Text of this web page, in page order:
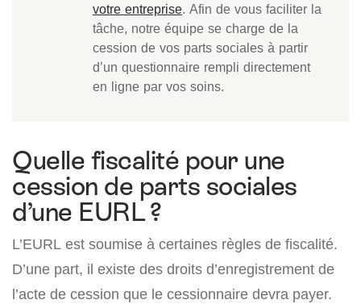
votre entreprise. Afin de vous faciliter la
tâche, notre équipe se charge de la
cession de vos parts sociales à partir
d’un questionnaire rempli directement
en ligne par vos soins.
Quelle fiscalité pour une
cession de parts sociales
d’une EURL ?
L’EURL est soumise à certaines règles de fiscalité.
D’une part, il existe des droits d’enregistrement de
l’acte de cession que le cessionnaire devra payer.